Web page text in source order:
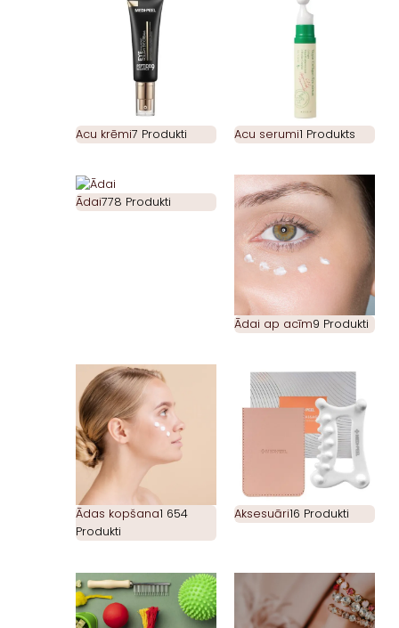
Acu krēmi7 Produkti Acu serumi1 Produkts
Ādai778 Produkti
Ādai ap acīm9 Produkti
Ādas kopšana1 654
Produkti
Aksesuāri16 Produkti